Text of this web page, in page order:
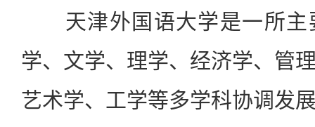
天津外国语大学是一所主
学、文学、理学、经济学、管
艺术学、工学等多学科协调发